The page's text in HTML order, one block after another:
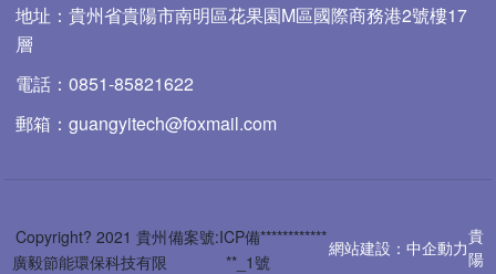
地址：貴州省貴陽市南明區花果園M區國際商務港2號樓17
層
電話：0851-85821622
郵箱：guangyitech@foxmail.com
Copyright? 2021 貴州
廣毅節能環保科技有限
備案號:ICP備************
**_1號
網站建設：中企動力
貴
陽